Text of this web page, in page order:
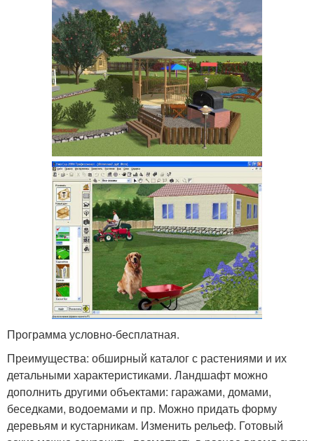
Программа условно-бесплатная.
Преимущества: обширный каталог с растениями и их
детальными характеристиками. Ландшафт можно
дополнить другими объектами: гаражами, домами,
беседками, водоемами и пр. Можно придать форму
деревьям и кустарникам. Изменить рельеф. Готовый